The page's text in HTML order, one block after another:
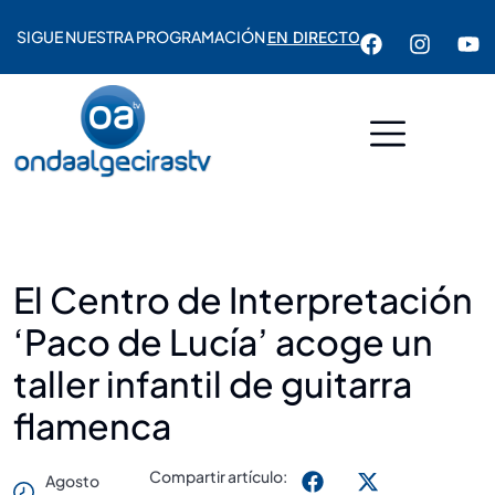
SIGUE NUESTRA PROGRAMACIÓNEN DIRECTO
El Centro de Interpretación
‘Paco de Lucía’ acoge un
taller infantil de guitarra
flamenca
Agosto
Compartir artículo: